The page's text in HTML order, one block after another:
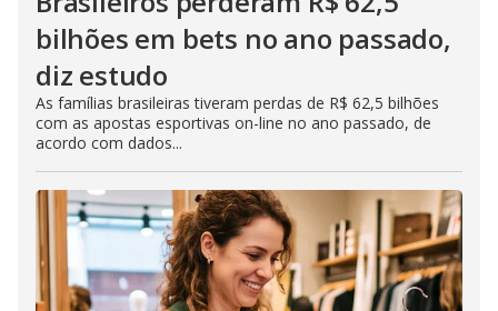
bilhões em bets no ano passado,
diz estudo
As famílias brasileiras tiveram perdas de R$ 62,5 bilhões
com as apostas esportivas on-line no ano passado, de
acordo com dados...